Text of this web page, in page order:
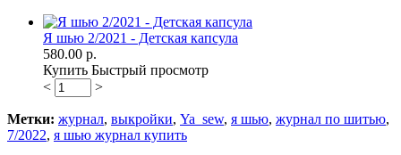
Я шью 2/2021 - Детская капсула
580.00 р.
Купить Быстрый просмотр
<
>
Метки: журнал, выкройки, Ya_sew, я шью, журнал по шитью,
7/2022, я шью журнал купить